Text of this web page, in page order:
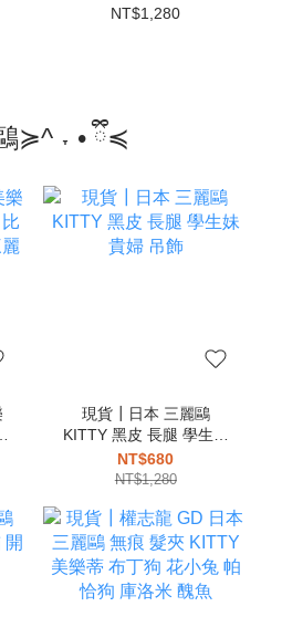
NT$1,280
≽^ ˕ • ྀི≼
現貨┃日本 三麗鷗
KITTY 黑皮 長腿 學生妹
貴婦 吊飾
NT$680
NT$1,280